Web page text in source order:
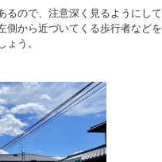
るので、注意深く見るようにし
側から近づいてくる歩行者など
う。